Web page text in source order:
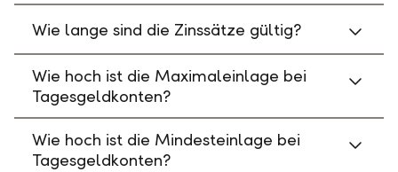
Wie lange sind die Zinssätze gültig?
Wie hoch ist die Maximaleinlage bei
Tagesgeldkonten?
Wie hoch ist die Mindesteinlage bei
Tagesgeldkonten?